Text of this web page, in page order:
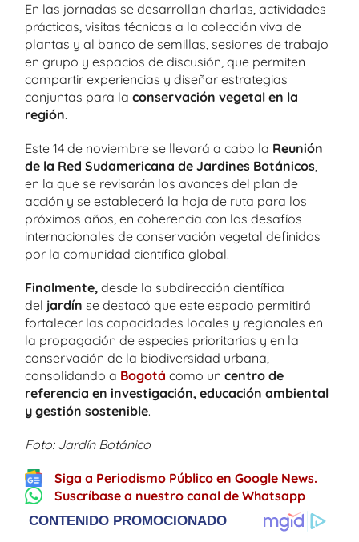
En las jornadas se desarrollan charlas, actividades
prácticas, visitas técnicas a la colección viva de
plantas y al banco de semillas, sesiones de trabajo
en grupo y espacios de discusión, que permiten
compartir experiencias y diseñar estrategias
conjuntas para la conservación vegetal en la
región.
Este 14 de noviembre se llevará a cabo la Reunión
de la Red Sudamericana de Jardines Botánicos,
en la que se revisarán los avances del plan de
acción y se establecerá la hoja de ruta para los
próximos años, en coherencia con los desafíos
internacionales de conservación vegetal definidos
por la comunidad científica global.
Finalmente, desde la subdirección científica
del jardín se destacó que este espacio permitirá
fortalecer las capacidades locales y regionales en
la propagación de especies prioritarias y en la
conservación de la biodiversidad urbana,
consolidando a Bogotá como un centro de
referencia en investigación, educación ambiental
y gestión sostenible.
Foto: Jardín Botánico
Siga a Periodismo Público en Google News.
Suscríbase a nuestro canal de Whatsapp